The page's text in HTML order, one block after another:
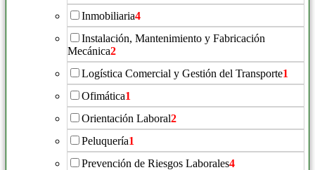
Inmobiliaria4
Instalación, Mantenimiento y Fabricación
Mecánica2
Logística Comercial y Gestión del Transporte1
Ofimática1
Orientación Laboral2
Peluquería1
Prevención de Riesgos Laborales4